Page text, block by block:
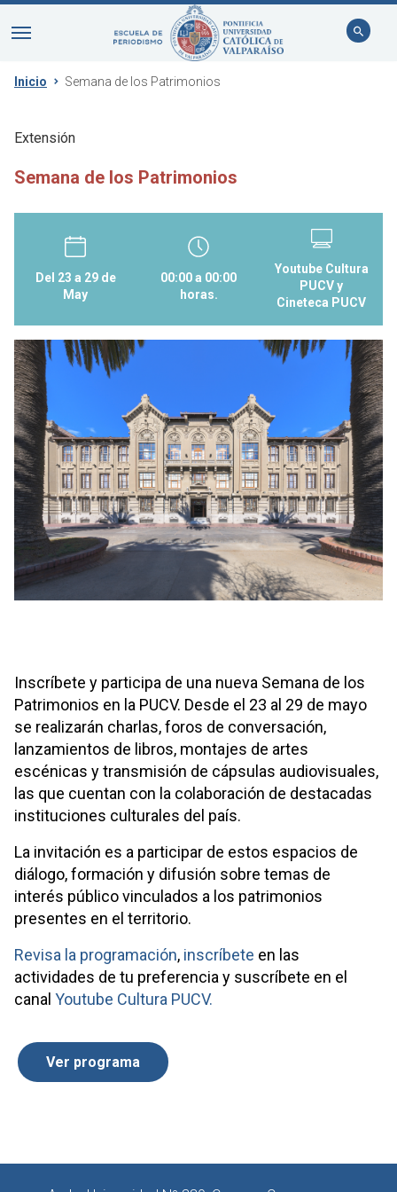
Inicio Semana de los Patrimonios
Extensión
Semana de los Patrimonios
Del 23 a 29 de
May
00:00 a 00:00
horas.
Youtube Cultura
PUCV y
Cineteca PUCV
Inscríbete y participa de una nueva Semana de los
Patrimonios en la PUCV. Desde el 23 al 29 de mayo
se realizarán charlas, foros de conversación,
lanzamientos de libros, montajes de artes
escénicas y transmisión de cápsulas audiovisuales,
las que cuentan con la colaboración de destacadas
instituciones culturales del país.
La invitación es a participar de estos espacios de
diálogo, formación y difusión sobre temas de
interés público vinculados a los patrimonios
presentes en el territorio.
Revisa la programación, inscríbete en las
actividades de tu preferencia y suscríbete en el
canal Youtube Cultura PUCV.
Ver programa